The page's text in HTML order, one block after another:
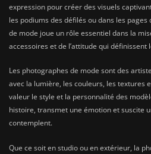
expression pour créer des visuels
les podiums des défilés ou dans les
de mode joue un rôle essentiel dans la
accessoires et de l’attitude qui
Les photographes de mode sont des
avec la lumière, les couleurs, les textures
valeur le style et la personnalité des
histoire, transmet une émotion et suscite
contemplent.
Que ce soit en studio ou en extérieur, la